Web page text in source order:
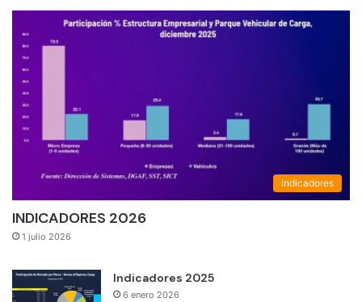
Indicadores
INDICADORES 2026
1 julio 2026
Indicadores 2025
6 enero 2026